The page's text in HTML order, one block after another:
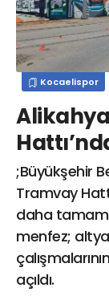
Kocaelispor
;Büyükşehir
Tramvay
daha
menfez;
açıldı.